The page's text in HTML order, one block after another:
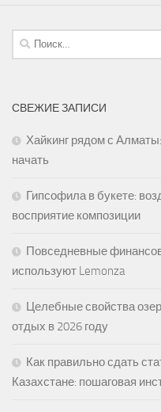
Найти:
СВЕЖИЕ ЗАПИСИ
Хайкинг рядом с
начать
Гипсофила в букете:
восприятие композиции
Повседневные
используют Lemonza
Целебные свойства
отдых в 2026 году
Как правильно сдать
Казахстане: пошаговая